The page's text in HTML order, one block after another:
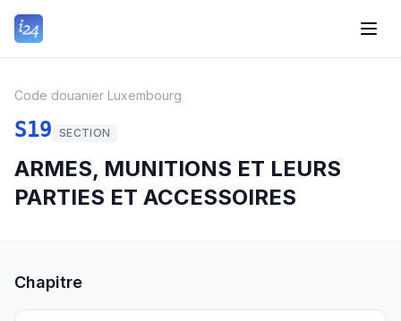
Code douanier Luxembourg
S19 SECTION
ARMES, MUNITIONS ET LEURS
PARTIES ET ACCESSOIRES
Chapitre